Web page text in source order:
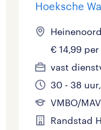
Hoeksche
Heinenoord
€ 14,99
vast
30 - 38
VMBO/
Randstad